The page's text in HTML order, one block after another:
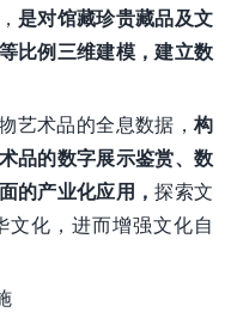
是对馆藏珍贵藏品及文
比例三维建模，建立数
艺术品的全息数据， 构
品的数字展示鉴赏、数
的产业化应用，探索文
文化，进而增强文化自